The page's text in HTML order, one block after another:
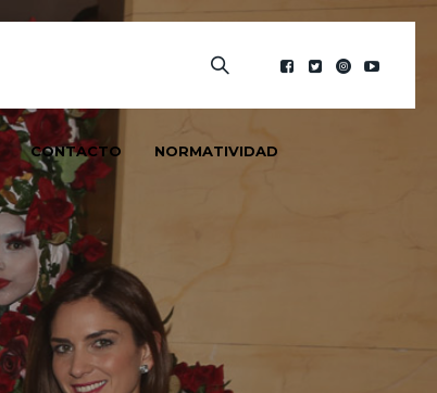
CONTACTO NORMATIVIDAD